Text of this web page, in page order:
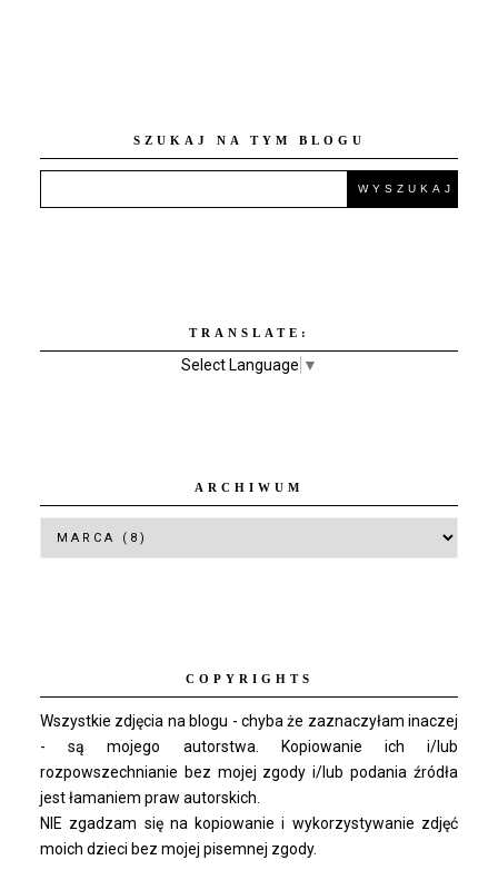
SZUKAJ NA TYM BLOGU
TRANSLATE:
Select Language ▼
ARCHIWUM
COPYRIGHTS
Wszystkie zdjęcia na blogu - chyba że zaznaczyłam inaczej
- są mojego autorstwa. Kopiowanie ich i/lub
rozpowszechnianie bez mojej zgody i/lub podania źródła
jest łamaniem praw autorskich.
NIE zgadzam się na kopiowanie i wykorzystywanie zdjęć
moich dzieci bez mojej pisemnej zgody.